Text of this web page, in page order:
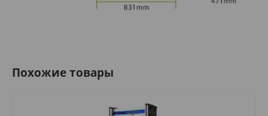
Похожие товары